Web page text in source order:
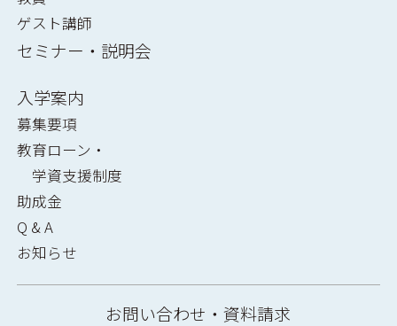
ゲスト講師
セミナー・説明会
入学案内
募集要項
教育ローン・
学資支援制度
助成金
Q & A
お知らせ
お問い合わせ・資料請求